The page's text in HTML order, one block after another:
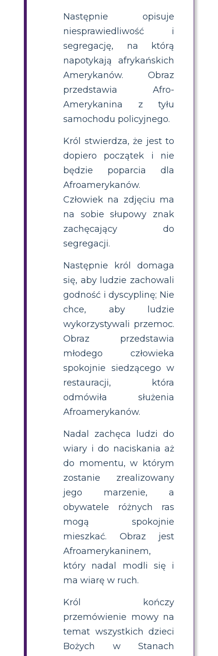
Następnie opisuje
niesprawiedliwość i
segregację, na którą
napotykają afrykańskich
Amerykanów. Obraz
przedstawia Afro-
Amerykanina z tyłu
samochodu policyjnego.
Król stwierdza, że ​​jest to
dopiero początek i nie
będzie poparcia dla
Afroamerykanów.
Człowiek na zdjęciu ma
na sobie słupowy znak
zachęcający do
segregacji.
Następnie król domaga
się, aby ludzie zachowali
godność i dyscyplinę; Nie
chce, aby ludzie
wykorzystywali przemoc.
Obraz przedstawia
młodego człowieka
spokojnie siedzącego w
restauracji, która
odmówiła służenia
Afroamerykanów.
Nadal zachęca ludzi do
wiary i do naciskania aż
do momentu, w którym
zostanie zrealizowany
jego marzenie, a
obywatele różnych ras
mogą spokojnie
mieszkać. Obraz jest
Afroamerykaninem,
który nadal modli się i
ma wiarę w ruch.
Król kończy
przemówienie mowy na
temat wszystkich dzieci
Bożych w Stanach